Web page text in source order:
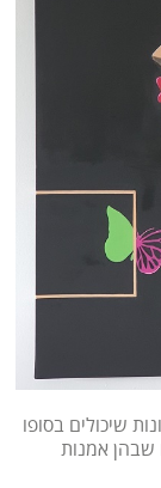
שיכולים בסופו
אמנות